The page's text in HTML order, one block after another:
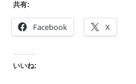
共有:
Facebook X
いいね: